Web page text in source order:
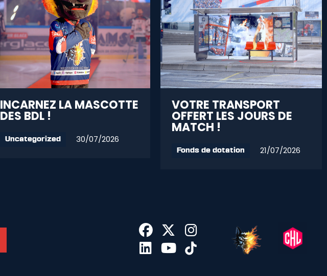
INCARNEZ LA MASCOTTE
DES BDL !
Uncategorized 30/07/2026
VOTRE TRANSPORT
OFFERT LES JOURS DE
MATCH !
Fonds de dotation 21/07/2026